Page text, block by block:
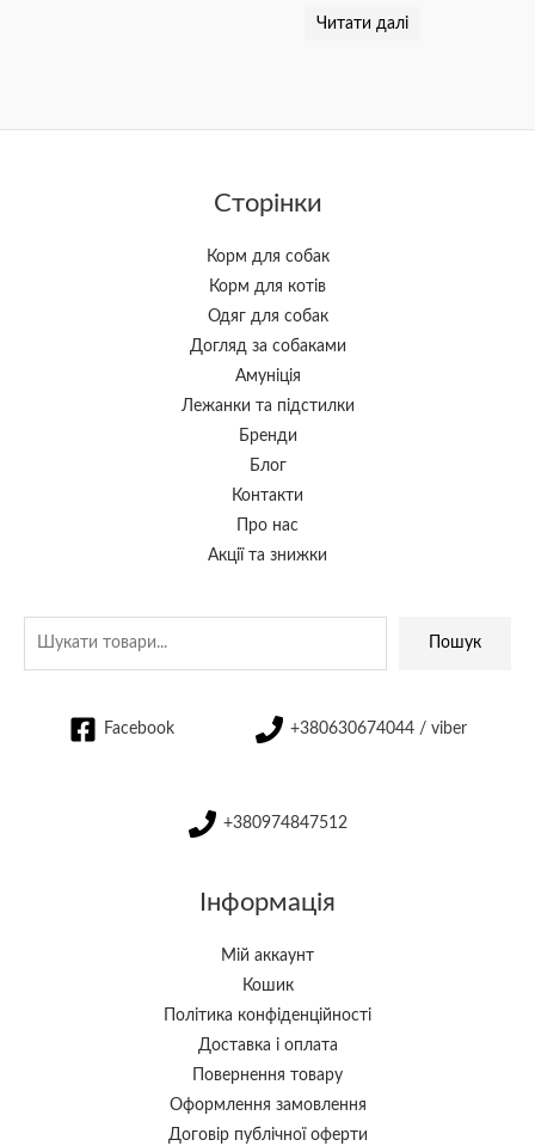
Читати далі
Сторінки
Корм для собак
Корм для котів
Одяг для собак
Догляд за собаками
Амуніція
Лежанки та підстилки
Бренди
Блог
Контакти
Про нас
Акції та знижки
Пошук
Facebook +380630674044 / viber
+380974847512
Інформація
Мій аккаунт
Кошик
Політика конфіденційності
Доставка і оплата
Повернення товару
Оформлення замовлення
Договір публічної оферти